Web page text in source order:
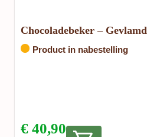
Chocoladebeker –
Product in nabestelling
€ 40,90